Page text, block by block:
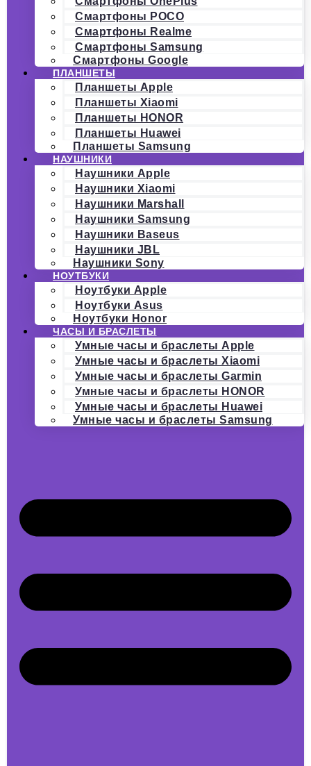
Смартфоны POCO
Смартфоны Realme
Смартфоны Samsung
Смартфоны Google
ПЛАНШЕТЫ
Планшеты Apple
Планшеты Xiaomi
Планшеты HONOR
Планшеты Huawei
Планшеты Samsung
НАУШНИКИ
Наушники Apple
Наушники Xiaomi
Наушники Marshall
Наушники Samsung
Наушники Baseus
Наушники JBL
Наушники Sony
НОУТБУКИ
Ноутбуки Apple
Ноутбуки Asus
Ноутбуки Honor
ЧАСЫ И БРАСЛЕТЫ
Умные часы и браслеты Apple
Умные часы и браслеты Xiaomi
Умные часы и браслеты Garmin
Умные часы и браслеты HONOR
Умные часы и браслеты Huawei
Умные часы и браслеты Samsung